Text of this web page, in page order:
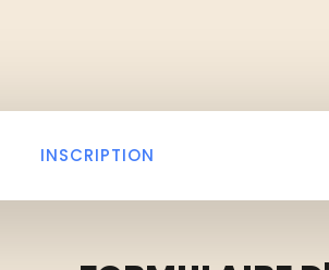
INSCRIPTION